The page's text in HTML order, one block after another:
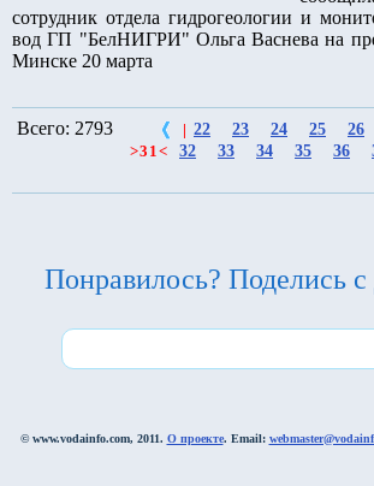
сотрудник отдела гидрогеологии и
вод ГП "БелНИГРИ" Ольга Васнева на
Минске 20 марта
Всего: 2793 22 23 24 25 26
>31< 32 33 34 35 36
Понравилось? Поделись с
© www.vodainfo.com, 2011. О проекте. Email: